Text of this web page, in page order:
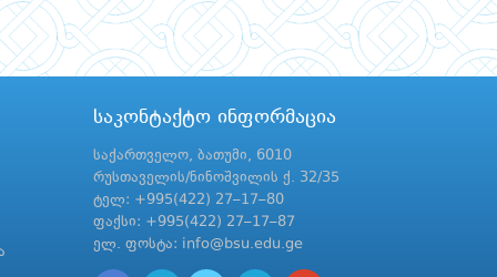
საკონტაქტო ინფორმაცია
საქართველო, ბათუმი, 6010
რუსთაველის/ნინოშვილის ქ. 32/35
ტელ: +995(422) 27–17–80
ფაქსი: +995(422) 27–17–87
ელ. ფოსტა: info@bsu.edu.ge